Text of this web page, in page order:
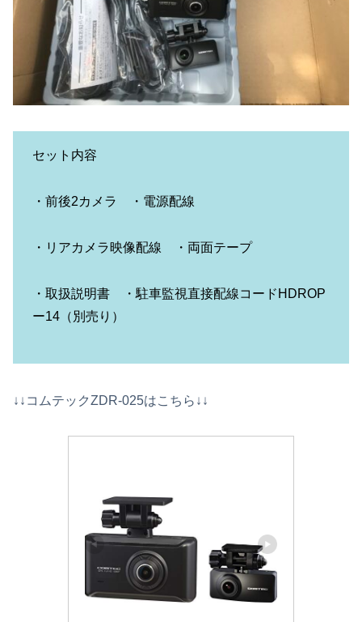
セット内容
・前後2カメラ ・電源配線
・リアカメラ映像配線 ・両面テープ
・取扱説明書 ・駐車監視直接配線コードHDROP
ー14（別売り）
↓↓コムテックZDR-025はこちら↓↓